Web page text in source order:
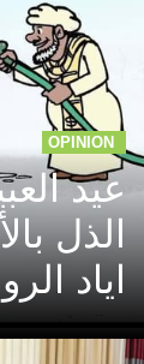
OPINION
عيد
الذل
اياد